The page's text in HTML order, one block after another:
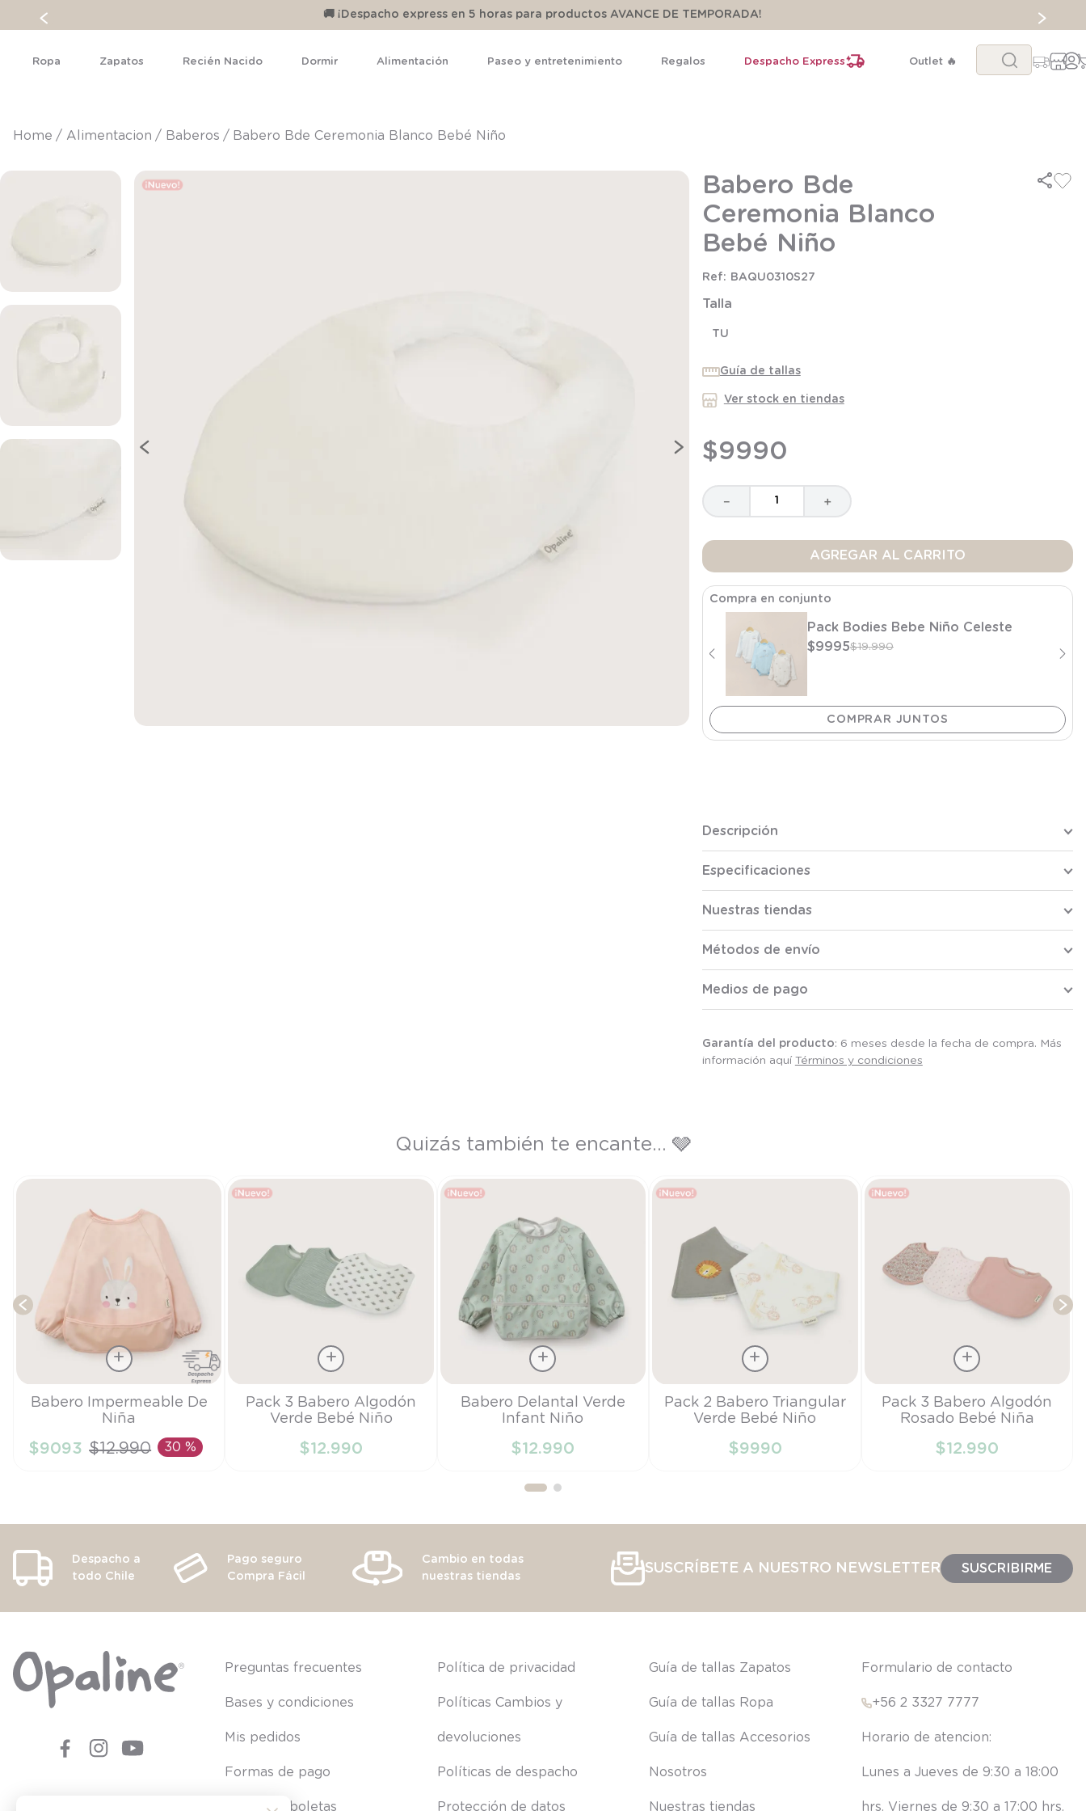
🚚 ¡Despacho express en 5 horas para productos AVANCE DE TEMPORADA!
Ropa Zapatos Recién Nacido Dormir Alimentación Paseo y entretenimiento Regalos Despacho Express Outlet 🔥
Buscar...
alimentacion baberos Babero Bde Ceremonia Blanco Bebé Niño
Babero Bde
Ceremonia Blanco
Bebé Niño
BAQU0310S27
Talla
TU
Guía de tallas
Ver stock en tiendas
$9990
＋
－
AGREGAR AL CARRITO
Compra en conjunto
Pack Bodies Bebe Niño Celeste
$9995$19.990
Descripción
Especificaciones
Nuestras tiendas
Métodos de envío
Medios de pago
Garantía del producto: 6 meses desde la fecha de compra. Más
información aquí Términos y condiciones
Quizás también te encante... 🩶
Talla
AÑADIR AL CARRITO
Babero Impermeable De
Niña
$9093 $12.990 30 %
Talla
AÑADIR AL CARRITO
Pack 3 Babero Algodón
Verde Bebé Niño
$12.990
Talla
AÑADIR AL CARRITO
Babero Delantal Verde
Infant Niño
$12.990
Talla
AÑADIR AL CARRITO
Pack 2 Babero Triangular
Verde Bebé Niño
$9990
Talla
AÑADIR AL CARRITO
Pack 3 Babero Algodón
Rosado Bebé Niña
$12.990
Despacho a
todo Chile
Pago seguro
Compra Fácil
Cambio en todas
nuestras tiendas
SUSCRÍBETE A NUESTRO NEWSLETTER SUSCRIBIRME
Preguntas frecuentes
Bases y condiciones
Mis pedidos
Formas de pago
Consultar boletas
Política de privacidad
Políticas Cambios y
devoluciones
Políticas de despacho
Protección de datos
Guía de tallas Zapatos
Guía de tallas Ropa
Guía de tallas Accesorios
Nosotros
Nuestras tiendas
Formulario de contacto
+56 2 3327 7777
Lunes a Jueves de 9:30 a 18:00
hrs. Viernes de 9:30 a 17:00 hrs.
.